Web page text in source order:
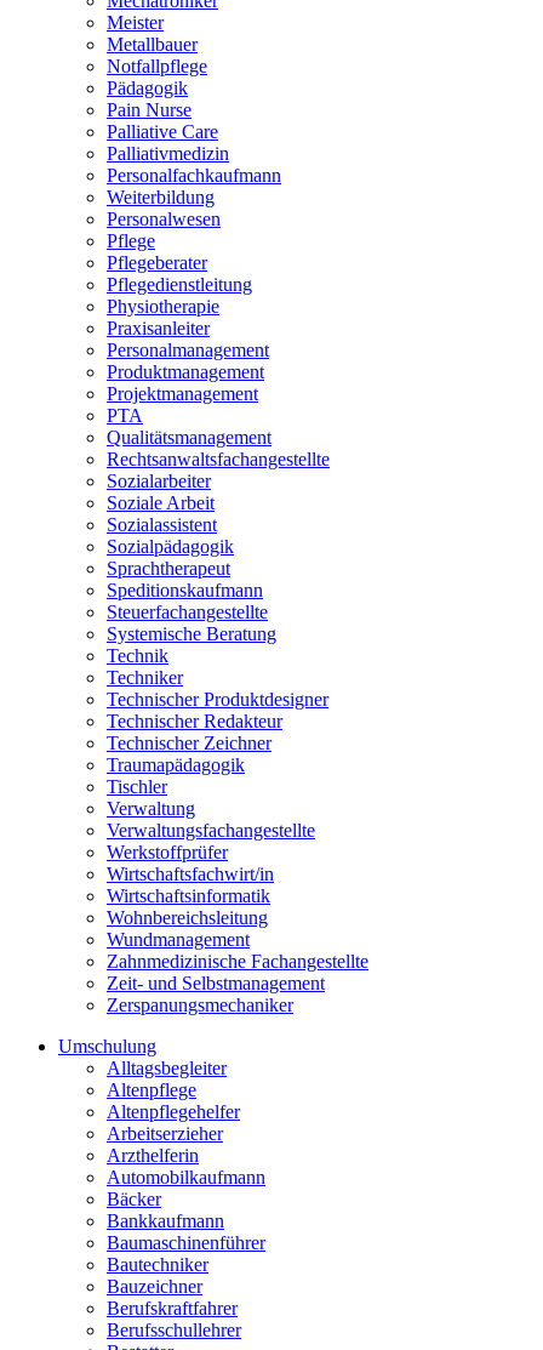
Meister
Metallbauer
Notfallpflege
Pädagogik
Pain Nurse
Palliative Care
Palliativmedizin
Personalfachkaufmann
Weiterbildung
Personalwesen
Pflege
Pflegeberater
Pflegedienstleitung
Physiotherapie
Praxisanleiter
Personalmanagement
Produktmanagement
Projektmanagement
PTA
Qualitätsmanagement
Rechtsanwaltsfachangestellte
Sozialarbeiter
Soziale Arbeit
Sozialassistent
Sozialpädagogik
Sprachtherapeut
Speditionskaufmann
Steuerfachangestellte
Systemische Beratung
Technik
Techniker
Technischer Produktdesigner
Technischer Redakteur
Technischer Zeichner
Traumapädagogik
Tischler
Verwaltung
Verwaltungsfachangestellte
Werkstoffprüfer
Wirtschaftsfachwirt/in
Wirtschaftsinformatik
Wohnbereichsleitung
Wundmanagement
Zahnmedizinische Fachangestellte
Zeit- und Selbstmanagement
Zerspanungsmechaniker
Umschulung
Alltagsbegleiter
Altenpflege
Altenpflegehelfer
Arbeitserzieher
Arzthelferin
Automobilkaufmann
Bäcker
Bankkaufmann
Baumaschinenführer
Bautechniker
Bauzeichner
Berufskraftfahrer
Berufsschullehrer